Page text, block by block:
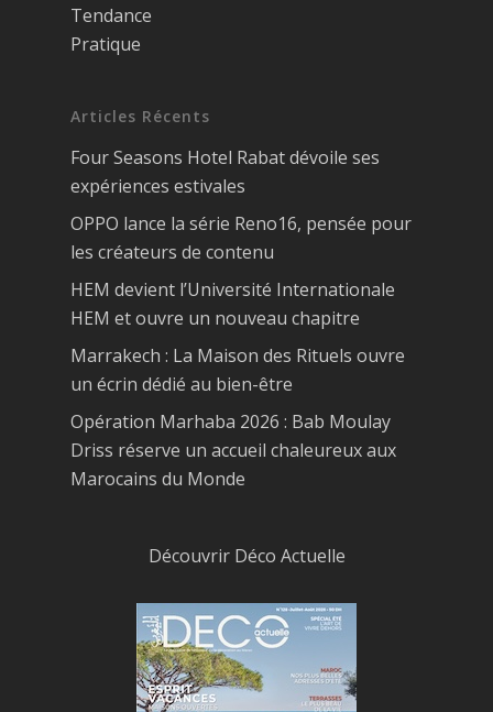
Tendance
Pratique
Articles Récents
Four Seasons Hotel Rabat dévoile ses
expériences estivales
OPPO lance la série Reno16, pensée pour
les créateurs de contenu
HEM devient l’Université Internationale
HEM et ouvre un nouveau chapitre
Marrakech : La Maison des Rituels ouvre
un écrin dédié au bien-être
Opération Marhaba 2026 : Bab Moulay
Driss réserve un accueil chaleureux aux
Marocains du Monde
Découvrir Déco Actuelle